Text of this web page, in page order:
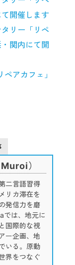
開催します
リー「リペ
関内にて開
アカフェ」
）
二言語習得
リカ滞在を
発信力を磨
では、地元に
国際的な視
ー企画、地
いる。原動
界をつなぐ